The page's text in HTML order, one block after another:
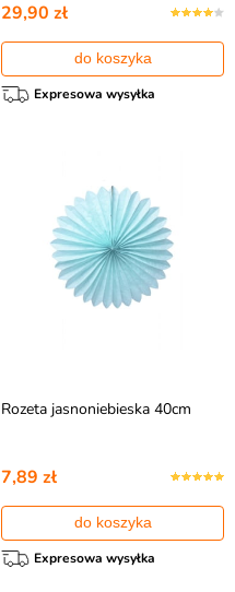
29,90 zł
do koszyka
Expresowa wysyłka
Rozeta jasnoniebieska 40cm
7,89 zł
do koszyka
Expresowa wysyłka